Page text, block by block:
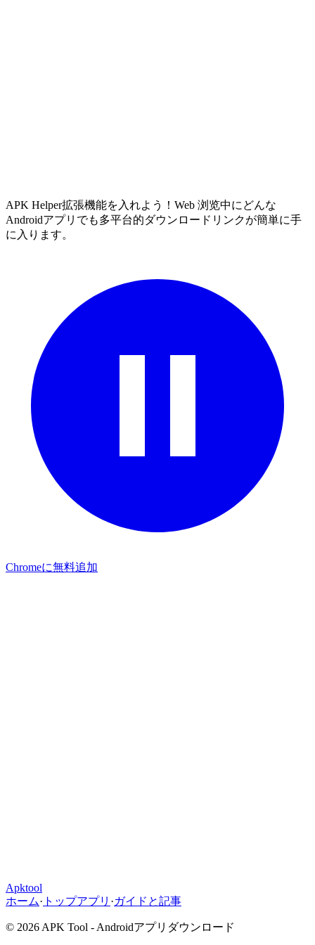
APK Helper拡張機能を入れよう！Web 浏览中にどんな
Androidアプリでも多平台的ダウンロードリンクが簡単に手
に入ります。
Chromeに無料追加
Apktool
ホーム· トップアプリ ·ガイドと記事
© 2026 APK Tool - Androidアプリダウンロード